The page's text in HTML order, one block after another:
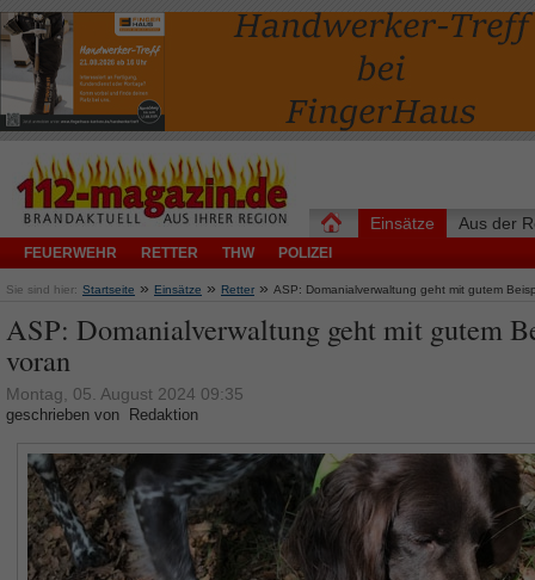
Einsätze
FEUERWEHR RETTER THW POLIZEI
Aus der
Sie sind hier: Startseite » Einsätze » Retter » ASP: Domanialverwaltung geht mit gutem
ASP: Domanialverwaltung geht mit gutem
voran
Montag, 05. August 2024 09:35
geschrieben von Redaktion